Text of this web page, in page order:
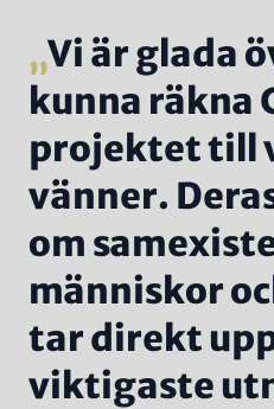
Vi är glada
kunna räkna
projektet till
vänner.
om
människor
tar direkt
viktigaste